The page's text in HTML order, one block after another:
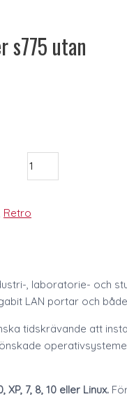
s775 utan
Retro
, laboratorie- och
LAN portar och
tidskrävande att
7, 8, 10 eller Linux.